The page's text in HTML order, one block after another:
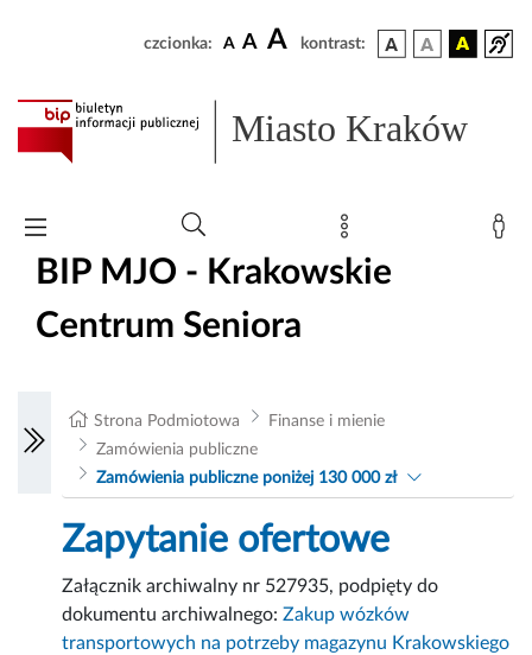
czcionka: A A A kontrast:
Miasto Kraków
BIP MJO - Krakowskie
Centrum Seniora
Strona Podmiotowa
Finanse i mienie
Zamówienia publiczne
Zamówienia publiczne poniżej 130 000 zł
Zapytanie ofertowe
Załącznik archiwalny nr 527935, podpięty do
dokumentu archiwalnego:Zakup wózków
transportowych na potrzeby magazynu Krakowskiego